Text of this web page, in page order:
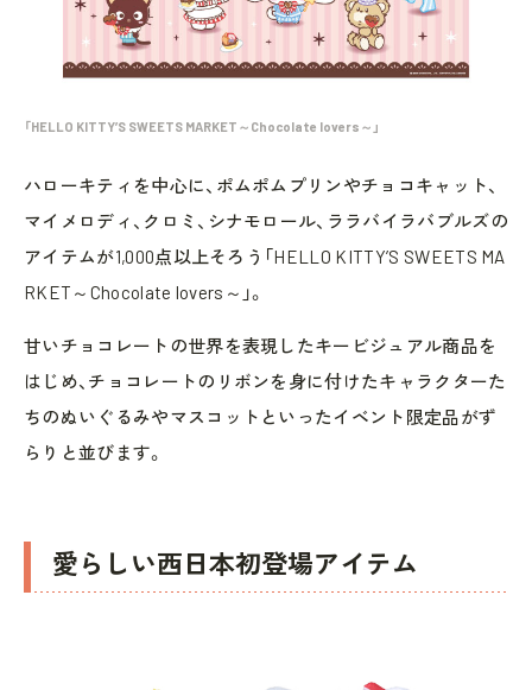
「HELLO KITTY’S SWEETS MARKET～Chocolate lovers～」
ハローキティを中心に、ポムポムプリンやチョコキャット、
マイメロディ、クロミ、シナモロール、ララバイラバブルズの
アイテムが1,000点以上そろう「HELLO KITTY’S SWEETS MA
RKET～Chocolate lovers～」。
甘いチョコレートの世界を表現したキービジュアル商品を
はじめ、チョコレートのリボンを身に付けたキャラクターた
ちのぬいぐるみやマスコットといったイベント限定品がず
らりと並びます。
愛らしい西日本初登場アイテム